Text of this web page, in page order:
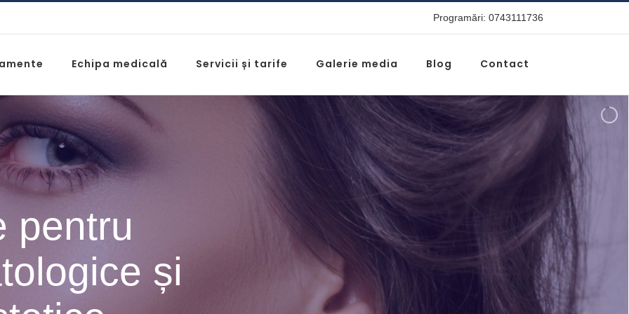
Programări: 0743111736
Echipa medicală Servicii și tarife Galerie media Blog Contact
pentru
și